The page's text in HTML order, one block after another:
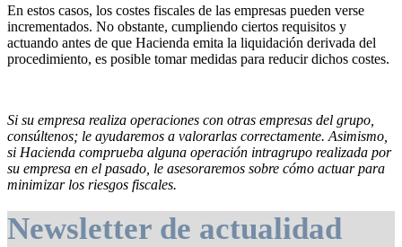
En estos casos, los costes fiscales de las empresas pueden verse
incrementados. No obstante, cumpliendo ciertos requisitos y
actuando antes de que Hacienda emita la liquidación derivada del
procedimiento, es posible tomar medidas para reducir dichos costes.
Si su empresa realiza operaciones con otras empresas del grupo,
consúltenos; le ayudaremos a valorarlas correctamente. Asimismo,
si Hacienda comprueba alguna operación intragrupo realizada por
su empresa en el pasado, le asesoraremos sobre cómo actuar para
minimizar los riesgos fiscales.
Newsletter de actualidad